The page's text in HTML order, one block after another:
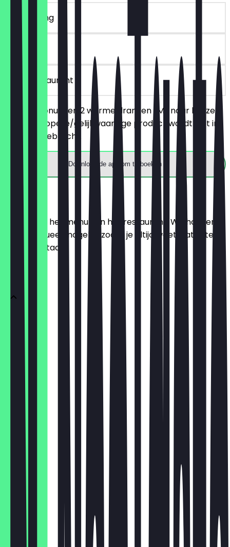
~€ 9 korting
in het restaurant
Bestel 2 donuts en 2 warme dranken (M) naar keuze,
het goedkopere/gelijkwaardige product wordt niet in
rekening gebracht.
Download de app om te boeken
Menu
Hier vind je het menu van het restaurant. We houden
het zo actueel mogelijk, zodat je altijd weet wat je te
wachten staat.
€ 2,95
3er Box
€ 8,85
6er Box
€ 14,75
12er Box
€ 26,55
€ 18,00
Brownie